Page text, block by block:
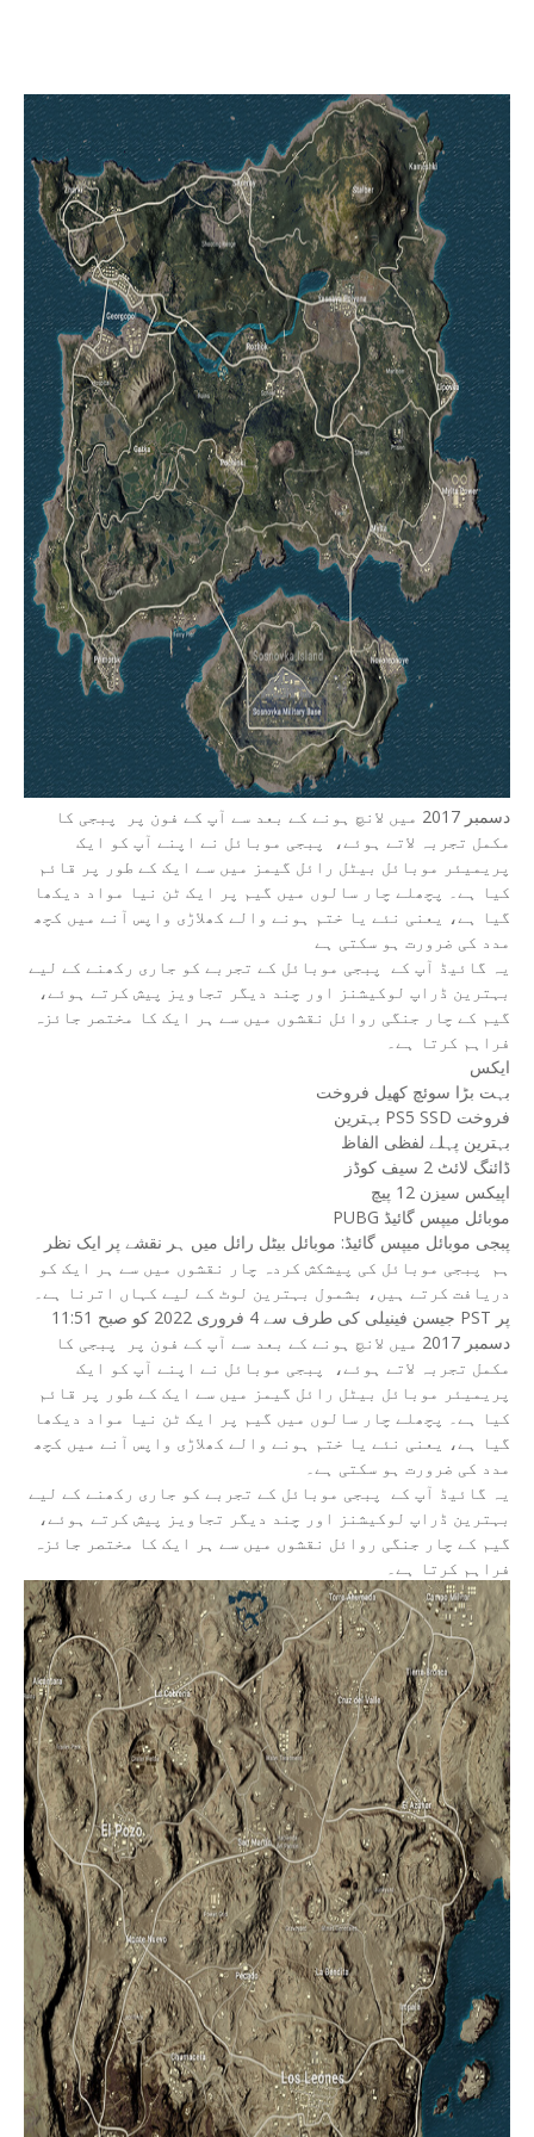
مکمل تجربہ لاتے ہوئے، پبجی موبائل نے اپنے آپ کو ایک
پریمیئر موبائل بیٹل رائل گیمز میں سے ایک کے طور پر قائم
کیا ہے۔ پچھلے چار سالوں میں گیم پر ایک ٹن نیا مواد دیکھا
گیا ہے، یعنی نئے یا ختم ہونے والے کھلاڑی واپس آنے میں کچھ
مدد کی ضرورت ہو سکتی ہے
یہ گائیڈ آپ کے پبجی موبائل کے تجربے کو جاری رکھنے کے لیے
بہترین ڈراپ لوکیشنز اور چند دیگر تجاویز پیش کرتے ہوئے،
گیم کے چار جنگی روائل نقشوں میں سے ہر ایک کا مختصر جائزہ
فراہم کرتا ہے۔
ایکس
بہت بڑا سوئچ کھیل فروخت
بہترین PS5 SSD فروخت
بہترین پہلے لفظی الفاظ
ڈائنگ لائٹ 2 سیف کوڈز
اپیکس سیزن 12 پیچ
PUBG موبائل میپس گائیڈ
پبجی موبائل میپس گائیڈ: موبائل بیٹل رائل میں ہر نقشے پر ایک نظر
ہم پبجی موبائل کی پیشکش کردہ چار نقشوں میں سے ہر ایک کو
دریافت کرتے ہیں، بشمول بہترین لوٹ کے لیے کہاں اترنا ہے۔
جیسن فینیلی کی طرف سے 4 فروری 2022 کو صبح 11:51 PST پر
دسمبر 2017 میں لانچ ہونے کے بعد سے آپ کے فون پر پبجی کا
مکمل تجربہ لاتے ہوئے، پبجی موبائل نے اپنے آپ کو ایک
پریمیئر موبائل بیٹل رائل گیمز میں سے ایک کے طور پر قائم
کیا ہے۔ پچھلے چار سالوں میں گیم پر ایک ٹن نیا مواد دیکھا
گیا ہے، یعنی نئے یا ختم ہونے والے کھلاڑی واپس آنے میں کچھ
مدد کی ضرورت ہو سکتی ہے۔
یہ گائیڈ آپ کے پبجی موبائل کے تجربے کو جاری رکھنے کے لیے
بہترین ڈراپ لوکیشنز اور چند دیگر تجاویز پیش کرتے ہوئے،
گیم کے چار جنگی روائل نقشوں میں سے ہر ایک کا مختصر جائزہ
فراہم کرتا ہے۔